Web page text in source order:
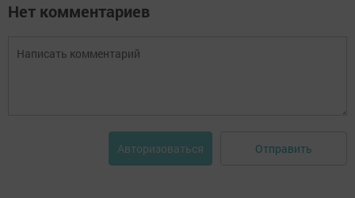
Нет комментариев
Авторизоваться Отправить